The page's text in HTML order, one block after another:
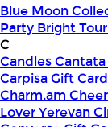
Blue Moon
Party Bright Tour
C
CandlesCantata
Carpisa Gift
Charm.am
Lover Yerevan